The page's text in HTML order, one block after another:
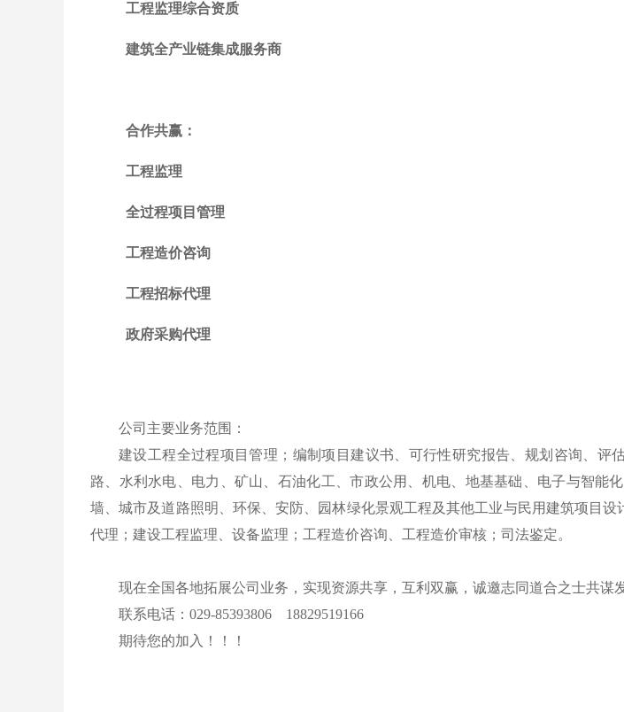
工程监理综合资质
建筑全产业链集成服务商
合作共赢：
工程监理
全过程项目管理
工程造价咨询
工程招标代理
政府采购代理
公司主要业务范围：
建设工程全过程项目管理；编制项目建议书、可行性研究报告、规划咨询、评
路、水利水电、电力、矿山、石油化工、市政公用、机电、地基基础、电子与智能
墙、城市及道路照明、环保、安防、园林绿化景观工程及其他工业与民用建筑项目
代理；建设工程监理、设备监理；工程造价咨询、工程造价审核；司法鉴定。
现在全国各地拓展公司业务，实现资源共享，互利双赢 ，诚邀志同道合之士共谋
联系电话：029-85393806 18829519166
期待您的加入！！！